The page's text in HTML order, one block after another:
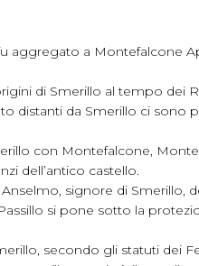
aggregato a Montefalcone
di Smerillo al tempo
distanti da Smerillo ci sono
con Montefalcone,
dell’antico castello.
Anselmo, signore di Smerillo,
si pone sotto la
secondo gli statuti dei